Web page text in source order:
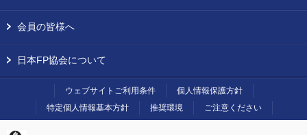
会員の皆様へ
日本FP協会について
ウェブサイトご利用条件
個人情報保護方針
特定個人情報基本方針
推奨環境 ご注意ください